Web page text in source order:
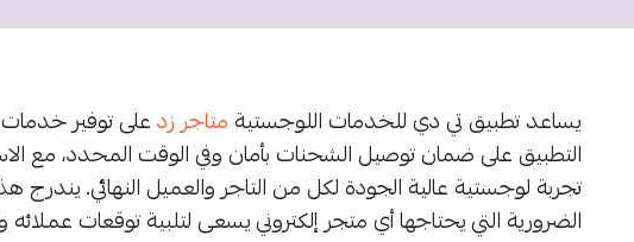
يساعد تطبيق تي دي للخدمات اللوجستيةمتاجر زدعلى توفير خدمات
التطبيق على ضمان توصيل الشحنات بأمان وفي الوقت المحدد، مع
تجربة لوجستية عالية الجودة لكل من التاجر والعميل النهائي.
الضرورية التي يحتاجها أي متجر إلكتروني يسعى لتلبية توقعات